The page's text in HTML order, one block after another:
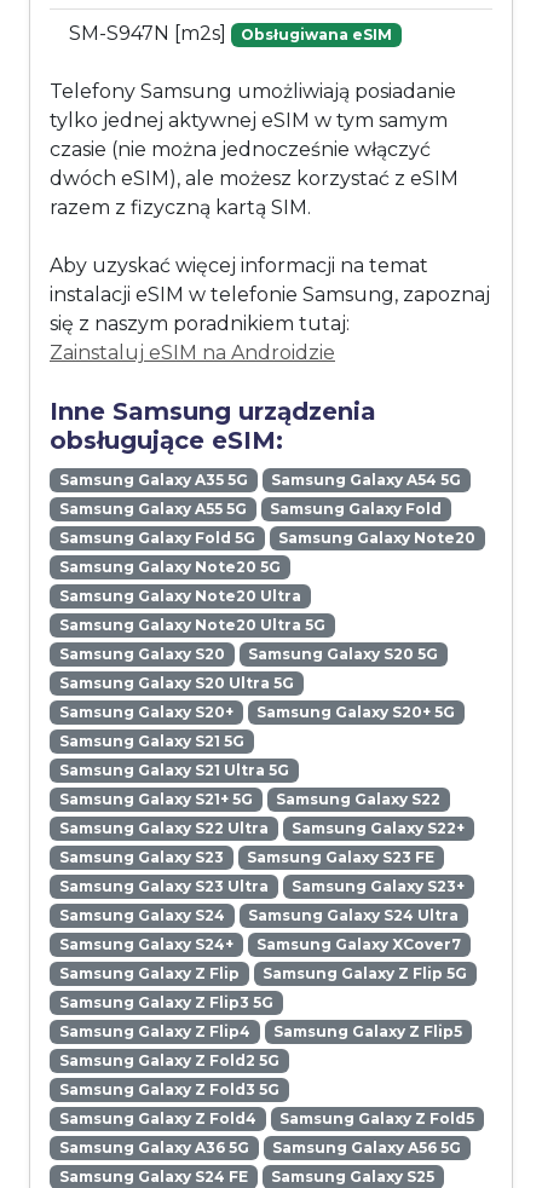
SM-S947N [m2s] Obsługiwana eSIM
Telefony Samsung umożliwiają posiadanie
tylko jednej aktywnej eSIM w tym samym
czasie (nie można jednocześnie włączyć
dwóch eSIM), ale możesz korzystać z eSIM
razem z fizyczną kartą SIM.
Aby uzyskać więcej informacji na temat
instalacji eSIM w telefonie Samsung, zapoznaj
się z naszym poradnikiem tutaj:
Zainstaluj eSIM na Androidzie
Inne Samsung urządzenia
obsługujące eSIM:
Samsung Galaxy A35 5G
Samsung Galaxy A54 5G
Samsung Galaxy A55 5G
Samsung Galaxy Fold
Samsung Galaxy Fold 5G
Samsung Galaxy Note20
Samsung Galaxy Note20 5G
Samsung Galaxy Note20 Ultra
Samsung Galaxy Note20 Ultra 5G
Samsung Galaxy S20
Samsung Galaxy S20 5G
Samsung Galaxy S20 Ultra 5G
Samsung Galaxy S20+
Samsung Galaxy S20+ 5G
Samsung Galaxy S21 5G
Samsung Galaxy S21 Ultra 5G
Samsung Galaxy S21+ 5G
Samsung Galaxy S22
Samsung Galaxy S22 Ultra
Samsung Galaxy S22+
Samsung Galaxy S23
Samsung Galaxy S23 FE
Samsung Galaxy S23 Ultra
Samsung Galaxy S23+
Samsung Galaxy S24
Samsung Galaxy S24 Ultra
Samsung Galaxy S24+
Samsung Galaxy XCover7
Samsung Galaxy Z Flip
Samsung Galaxy Z Flip 5G
Samsung Galaxy Z Flip3 5G
Samsung Galaxy Z Flip4
Samsung Galaxy Z Flip5
Samsung Galaxy Z Fold2 5G
Samsung Galaxy Z Fold3 5G
Samsung Galaxy Z Fold4
Samsung Galaxy Z Fold5
Samsung Galaxy A36 5G
Samsung Galaxy A56 5G
Samsung Galaxy S24 FE
Samsung Galaxy S25